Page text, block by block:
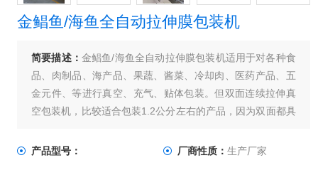
金鲳鱼/海鱼全自动拉伸膜包装机
简要描述： 金鲳鱼/海鱼全自动拉伸膜包装机适用于对各种食
品、肉制品、海产品、果蔬、酱菜、冷却肉、医药产品、五
金元件、等进行真空、充气、贴体包装。但双面连续拉伸真
空包装机，比较适合包装1.2公分左右的产品，因为双面都具
种。双面连续拉伸真空包装机整体采用不锈钢制作，*符合食
产品型号： 厂商性质：生产厂家